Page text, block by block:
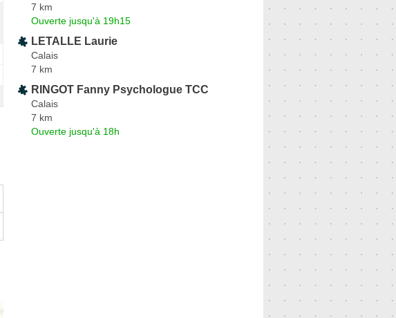
7 km
Ouverte jusqu'à 19h15
LETALLE Laurie
Calais
7 km
RINGOT Fanny Psychologue TCC
Calais
7 km
Ouverte jusqu'à 18h